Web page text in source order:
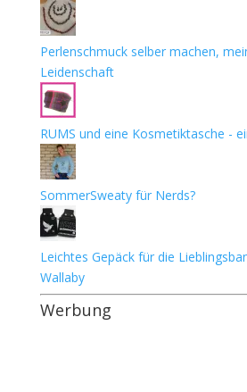
Perlenschmuck selber machen,
Leidenschaft
RUMS und eine Kosmetiktasche -
SommerSweaty für Nerds?
Leichtes Gepäck für die
Wallaby
Werbung